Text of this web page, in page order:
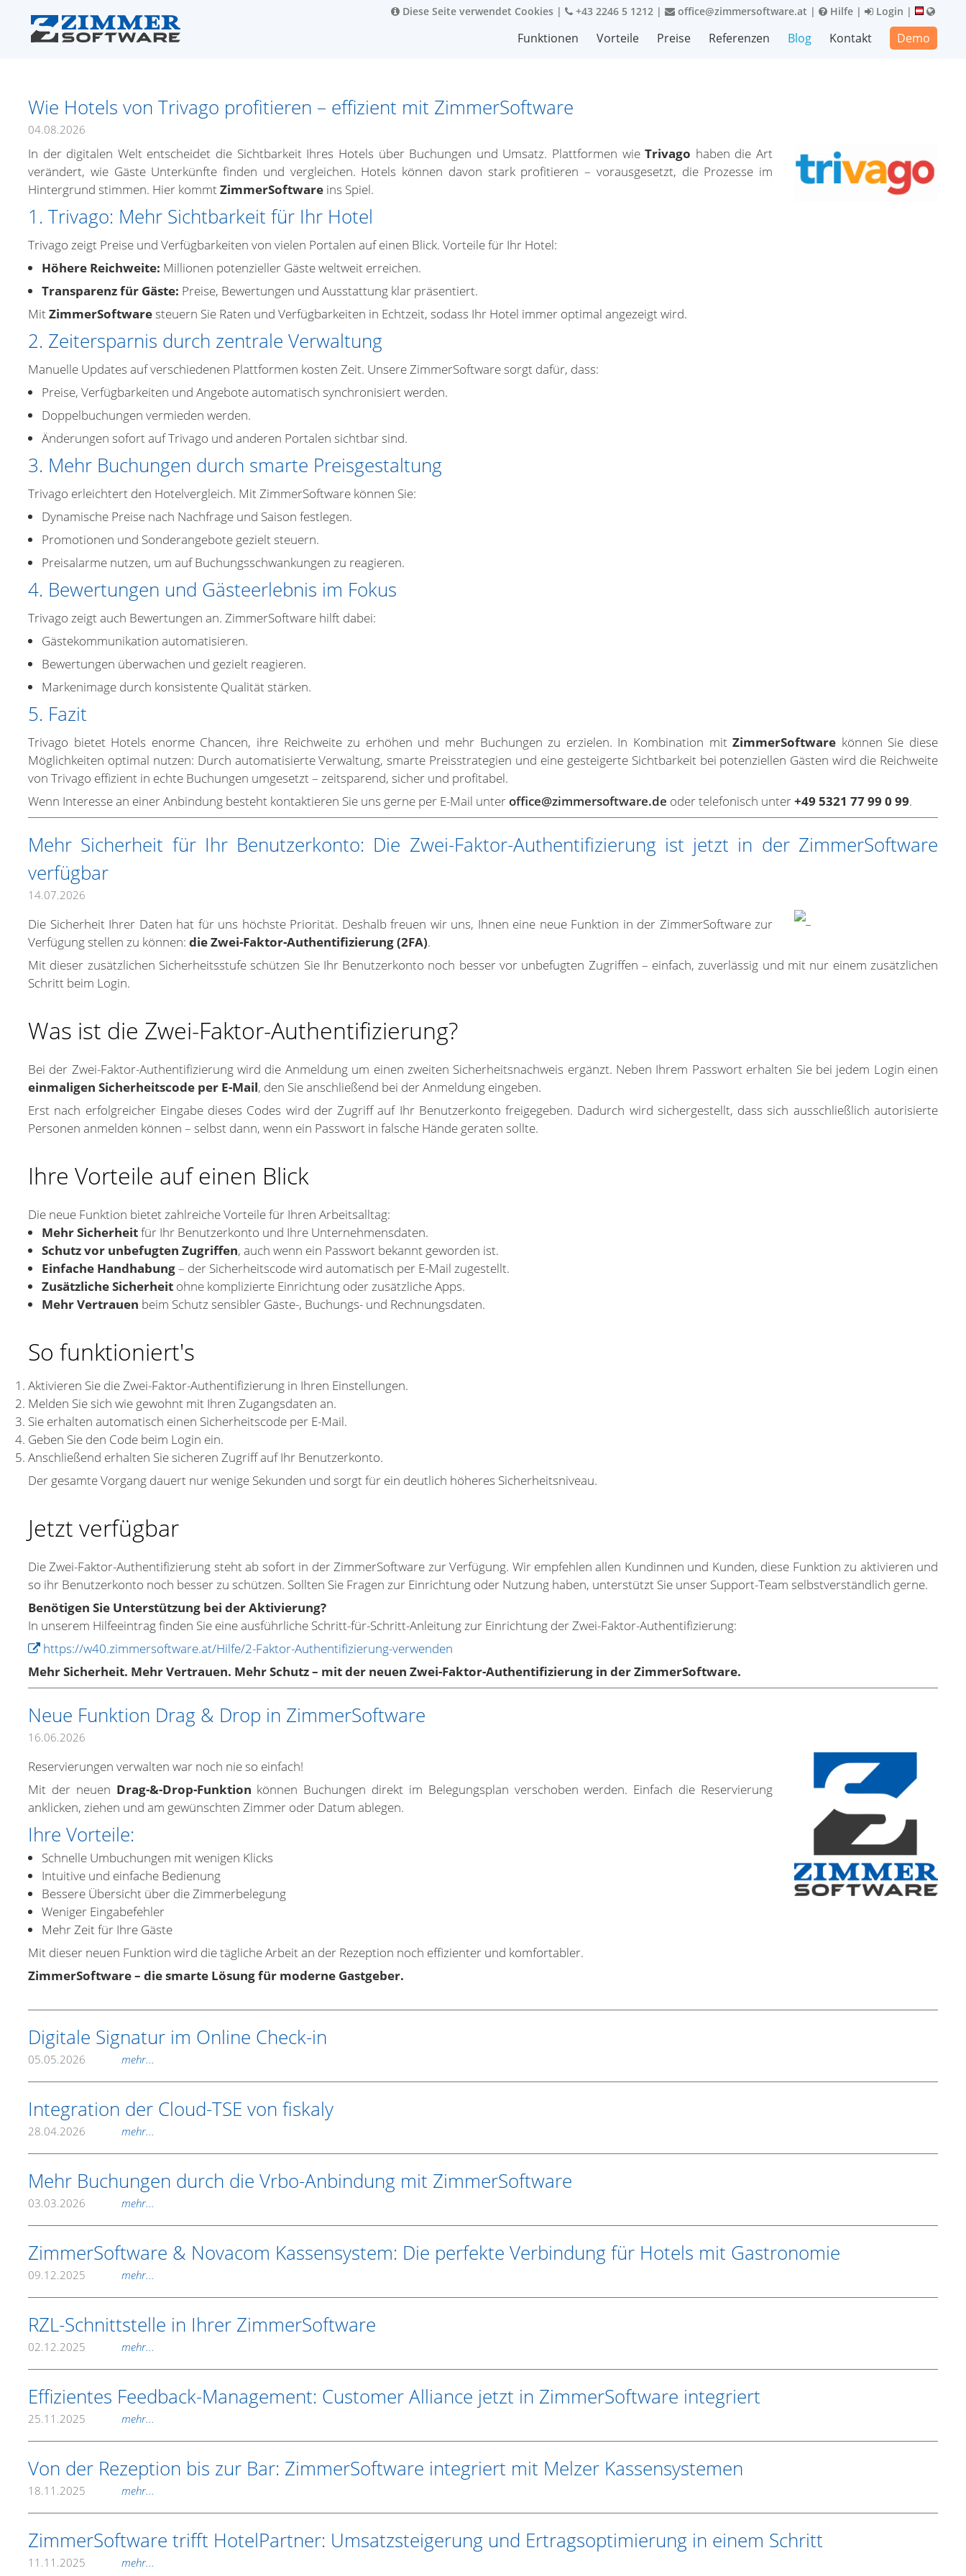
Diese Seite verwendet Cookies | +43 2246 5 1212 | office@zimmersoftware.at | Hilfe | Login |
Funktionen Vorteile Preise Referenzen Blog Kontakt Demo
Wie Hotels von Trivago profitieren – effizient mit ZimmerSoftware
04.08.2026
In der digitalen Welt entscheidet die Sichtbarkeit Ihres Hotels über Buchungen und Umsatz. Plattformen wie Trivago haben die Art
verändert, wie Gäste Unterkünfte finden und vergleichen. Hotels können davon stark profitieren – vorausgesetzt, die Prozesse im
Hintergrund stimmen. Hier kommtZimmerSoftware ins Spiel.
1. Trivago: Mehr Sichtbarkeit für Ihr Hotel
Trivago zeigt Preise und Verfügbarkeiten von vielen Portalen auf einen Blick. Vorteile für Ihr Hotel:
Höhere Reichweite: Millionen potenzieller Gäste weltweit erreichen.
Transparenz für Gäste: Preise, Bewertungen und Ausstattung klar präsentiert.
MitZimmerSoftwaresteuern Sie Raten und Verfügbarkeiten in Echtzeit, sodass Ihr Hotel immer optimal angezeigt wird.
2. Zeitersparnis durch zentrale Verwaltung
Manuelle Updates auf verschiedenen Plattformen kosten Zeit. Unsere ZimmerSoftware sorgt dafür, dass:
Preise, Verfügbarkeiten und Angebote automatisch synchronisiert werden.
Doppelbuchungen vermieden werden.
Änderungen sofort auf Trivago und anderen Portalen sichtbar sind.
3. Mehr Buchungen durch smarte Preisgestaltung
Trivago erleichtert den Hotelvergleich. Mit ZimmerSoftware können Sie:
Dynamische Preise nach Nachfrage und Saison festlegen.
Promotionen und Sonderangebote gezielt steuern.
Preisalarme nutzen, um auf Buchungsschwankungen zu reagieren.
4. Bewertungen und Gästeerlebnis im Fokus
Trivago zeigt auch Bewertungen an. ZimmerSoftware hilft dabei:
Gästekommunikation automatisieren.
Bewertungen überwachen und gezielt reagieren.
Markenimage durch konsistente Qualität stärken.
5. Fazit
Trivago bietet Hotels enorme Chancen, ihre Reichweite zu erhöhen und mehr Buchungen zu erzielen. In Kombination mitZimmerSoftware können Sie diese
Möglichkeiten optimal nutzen: Durch automatisierte Verwaltung, smarte Preisstrategien und eine gesteigerte Sichtbarkeit bei potenziellen Gästen wird die Reichweite
von Trivago effizient in echte Buchungen umgesetzt – zeitsparend, sicher und profitabel.
Wenn Interesse an einer Anbindung besteht kontaktieren Sie uns gerne per E-Mail unteroffice@zimmersoftware.de oder telefonisch unter+49 5321 77 99 0 99.
Mehr Sicherheit für Ihr Benutzerkonto: Die Zwei-Faktor-Authentifizierung ist jetzt in der ZimmerSoftware
verfügbar
14.07.2026
Die Sicherheit Ihrer Daten hat für uns höchste Priorität. Deshalb freuen wir uns, Ihnen eine neue Funktion in der ZimmerSoftware zur
Verfügung stellen zu können: die Zwei-Faktor-Authentifizierung (2FA).
Mit dieser zusätzlichen Sicherheitsstufe schützen Sie Ihr Benutzerkonto noch besser vor unbefugten Zugriffen – einfach, zuverlässig und mit nur einem zusätzlichen
Schritt beim Login.
Was ist die Zwei-Faktor-Authentifizierung?
Bei der Zwei-Faktor-Authentifizierung wird die Anmeldung um einen zweiten Sicherheitsnachweis ergänzt. Neben Ihrem Passwort erhalten Sie bei jedem Login einen
einmaligen Sicherheitscode per E-Mail, den Sie anschließend bei der Anmeldung eingeben.
Erst nach erfolgreicher Eingabe dieses Codes wird der Zugriff auf Ihr Benutzerkonto freigegeben. Dadurch wird sichergestellt, dass sich ausschließlich autorisierte
Personen anmelden können – selbst dann, wenn ein Passwort in falsche Hände geraten sollte.
Ihre Vorteile auf einen Blick
Die neue Funktion bietet zahlreiche Vorteile für Ihren Arbeitsalltag:
Mehr Sicherheitfür Ihr Benutzerkonto und Ihre Unternehmensdaten.
Schutz vor unbefugten Zugriffen, auch wenn ein Passwort bekannt geworden ist.
Einfache Handhabung– der Sicherheitscode wird automatisch per E-Mail zugestellt.
Zusätzliche Sicherheit ohne komplizierte Einrichtung oder zusätzliche Apps.
Mehr Vertrauen beim Schutz sensibler Gäste-, Buchungs- und Rechnungsdaten.
So funktioniert's
Aktivieren Sie die Zwei-Faktor-Authentifizierung in Ihren Einstellungen.
Melden Sie sich wie gewohnt mit Ihren Zugangsdaten an.
Sie erhalten automatisch einen Sicherheitscode per E-Mail.
Geben Sie den Code beim Login ein.
Anschließend erhalten Sie sicheren Zugriff auf Ihr Benutzerkonto.
Der gesamte Vorgang dauert nur wenige Sekunden und sorgt für ein deutlich höheres Sicherheitsniveau.
Jetzt verfügbar
Die Zwei-Faktor-Authentifizierung steht ab sofort in der ZimmerSoftware zur Verfügung. Wir empfehlen allen Kundinnen und Kunden, diese Funktion zu aktivieren und
so ihr Benutzerkonto noch besser zu schützen. Sollten Sie Fragen zur Einrichtung oder Nutzung haben, unterstützt Sie unser Support-Team selbstverständlich gerne.
Benötigen Sie Unterstützung bei der Aktivierung?
In unserem Hilfeeintrag finden Sie eine ausführliche Schritt-für-Schritt-Anleitung zur Einrichtung der Zwei-Faktor-Authentifizierung:
https://w40.zimmersoftware.at/Hilfe/2-Faktor-Authentifizierung-verwenden
Mehr Sicherheit. Mehr Vertrauen. Mehr Schutz – mit der neuen Zwei-Faktor-Authentifizierung in der ZimmerSoftware.
Neue Funktion Drag & Drop in ZimmerSoftware
16.06.2026
Reservierungen verwalten war noch nie so einfach!
Mit der neuen Drag-&-Drop-Funktion können Buchungen direkt im Belegungsplan verschoben werden. Einfach die Reservierung
anklicken, ziehen und am gewünschten Zimmer oder Datum ablegen.
Ihre Vorteile:
Schnelle Umbuchungen mit wenigen Klicks
Intuitive und einfache Bedienung
Bessere Übersicht über die Zimmerbelegung
Weniger Eingabefehler
Mehr Zeit für Ihre Gäste
Mit dieser neuen Funktion wird die tägliche Arbeit an der Rezeption noch effizienter und komfortabler.
ZimmerSoftware – die smarte Lösung für moderne Gastgeber.
Digitale Signatur im Online Check-in
05.05.2026 mehr...
Integration der Cloud-TSE von fiskaly
28.04.2026 mehr...
Mehr Buchungen durch die Vrbo-Anbindung mit ZimmerSoftware
03.03.2026 mehr...
ZimmerSoftware & Novacom Kassensystem: Die perfekte Verbindung für Hotels mit Gastronomie
09.12.2025 mehr...
RZL-Schnittstelle in Ihrer ZimmerSoftware
02.12.2025 mehr...
Effizientes Feedback-Management: Customer Alliance jetzt in ZimmerSoftware integriert
25.11.2025 mehr...
Von der Rezeption bis zur Bar: ZimmerSoftware integriert mit Melzer Kassensystemen
18.11.2025 mehr...
ZimmerSoftware trifft HotelPartner: Umsatzsteigerung und Ertragsoptimierung in einem Schritt
11.11.2025 mehr...